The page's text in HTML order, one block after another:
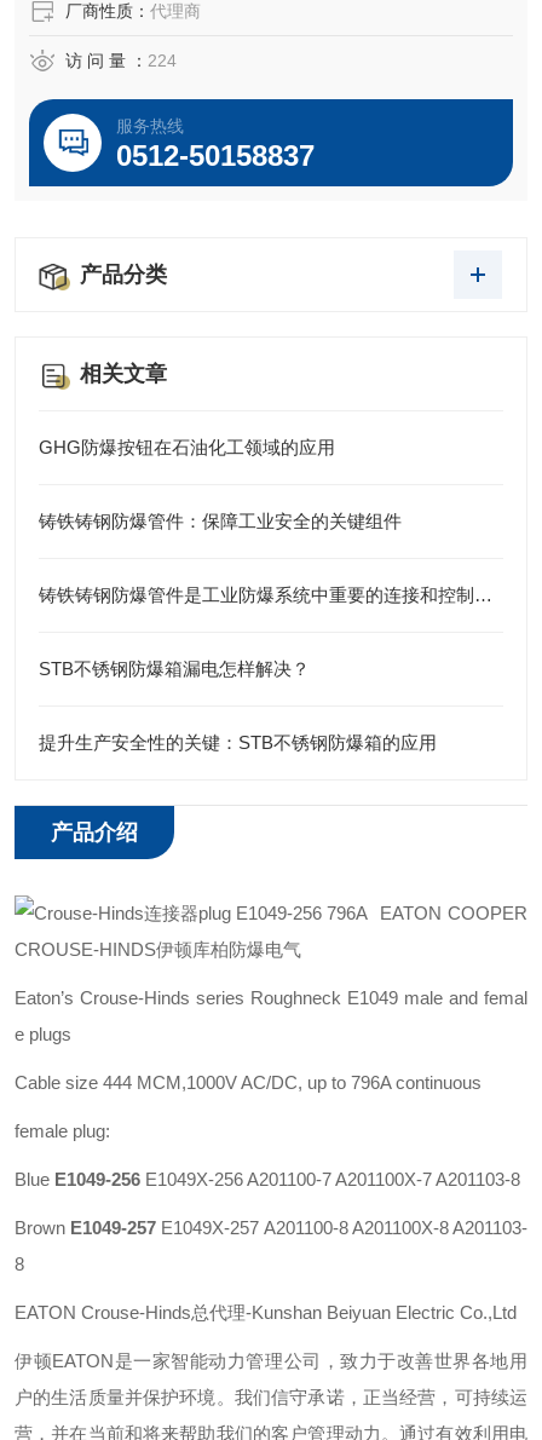
厂商性质： 代理商
访 问 量 ： 224
服务热线
0512-50158837
产品分类
相关文章
GHG防爆按钮在石油化工领域的应用
铸铁铸钢防爆管件：保障工业安全的关键组件
铸铁铸钢防爆管件是工业防爆系统中重要的连接和控制元件
STB不锈钢防爆箱漏电怎样解决？
提升生产安全性的关键：STB不锈钢防爆箱的应用
产品介绍
EATON COOPER
CROUSE-HINDS伊顿库柏防爆电气
Eaton’s Crouse-Hinds series Roughneck E1049 male and femal
e plugs
Cable size 444 MCM,1000V AC/DC, up to 796A continuous
female plug:
Blue E1049-256 E1049X-256 A201100-7 A201100X-7 A201103-8
Brown E1049-257 E1049X-257 A201100-8 A201100X-8 A201103-
8
EATON Crouse-Hinds总代理-Kunshan Beiyuan Electric Co.,Ltd
伊顿EATON是一家智能动力管理公司，致力于改善世界各地用
户的生活质量并保护环境。我们信守承诺，正当经营，可持续运
营，并在当前和将来帮助我们的客户管理动力。通过有效利用电